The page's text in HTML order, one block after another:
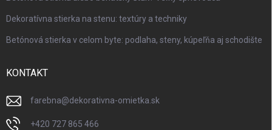
Dekoratívna stierka na stenu: textúry a techniky
Betónová stierka v celom byte: podlaha, steny, kúpeľňa aj schodište
KONTAKT
farebna@dekorativna-omietka.sk
+420 727 865 466